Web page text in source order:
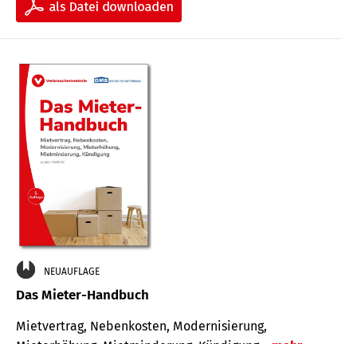
NEUAUFLAGE
Das Mieter-Handbuch
Mietvertrag, Nebenkosten, Modernisierung,